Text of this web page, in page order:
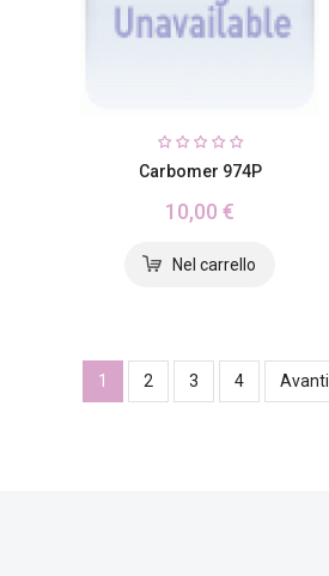
Carbomer 974P
10,00 €
1 2 3 4 Avanti